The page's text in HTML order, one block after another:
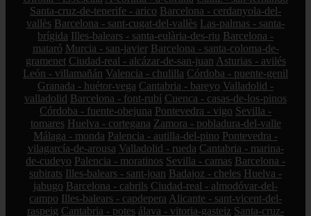
Santa-cruz-de-tenerife - arico Barcelona - cerdanyola-del-
vallès Barcelona - sant-cugat-del-vallès Las-palmas - santa-
brígida Illes-balears - santa-eulària-des-riu Barcelona -
mataró Murcia - san-javier Barcelona - santa-coloma-de-
gramenet Ciudad-real - alcázar-de-san-juan Asturias - avilés
León - villamañán Valencia - chulilla Córdoba - puente-genil
Granada - huétor-vega Cantabria - bareyo Valladolid -
valladolid Barcelona - font-rubí Cuenca - casas-de-los-pinos
Córdoba - fuente-obejuna Pontevedra - vigo Sevilla -
tomares Huelva - cortegana Zamora - pobladura-del-valle
Málaga - monda Palencia - autilla-del-pino Pontevedra -
vilagarcía-de-arousa Valladolid - rueda Cantabria - marina-
de-cudeyo Palencia - moratinos Sevilla - camas Barcelona -
subirats Illes-balears - sant-joan Badajoz - cheles Huelva -
jabugo Barcelona - cabrils Ciudad-real - almodóvar-del-
campo Illes-balears - capdepera Alicante - sant-vicent-del-
raspeig Cantabria - potes álava - vitoria-gasteiz Santa-cruz-